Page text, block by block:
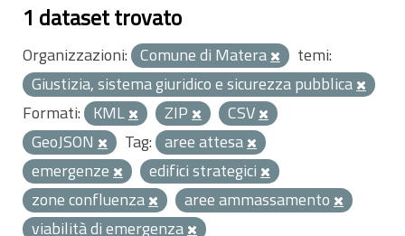
1 dataset trovato
Organizzazioni: Comune di Matera
temi:
Giustizia, sistema giuridico e sicurezza pubblica
Formati: KML ZIP
CSV
GeoJSON
Tag: aree attesa
emergenze
edifici strategici
zone confluenza
aree ammassamento
viabilità di emergenza